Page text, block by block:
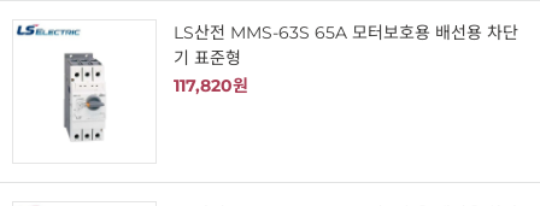
LS산전 MMS-63S 65A 모터보호용 배선용 차단
기 표준형
117,820원